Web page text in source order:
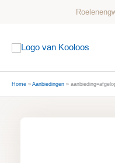
inhoud
Home Aanbiedingen